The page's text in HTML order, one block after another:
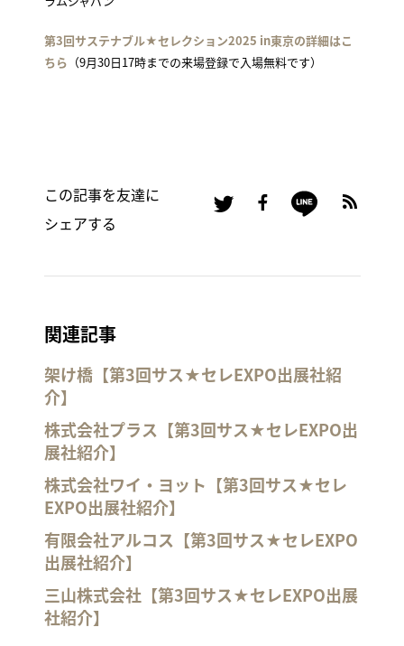
第3回サステナブル★セレクション2025 in東京の詳細はこ
ちら （9月30日17時までの来場登録で入場無料です）
この記事を友達に
シェアする
関連記事
架け橋【第3回サス★セレEXPO出展社紹
介】
株式会社プラス【第3回サス★セレEXPO出
展社紹介】
株式会社ワイ・ヨット【第3回サス★セレ
EXPO出展社紹介】
有限会社アルコス【第3回サス★セレEXPO
出展社紹介】
三山株式会社【第3回サス★セレEXPO出展
社紹介】